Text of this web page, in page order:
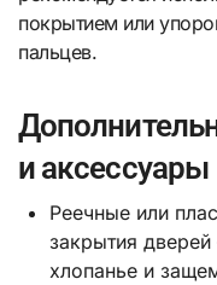
покрытием или
пальцев.
и аксессуары
Реечные или
закрытия
хлопанье и